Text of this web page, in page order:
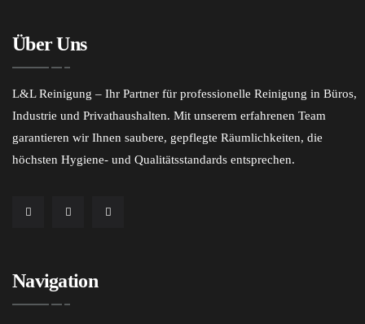
Über Uns
L&L Reinigung – Ihr Partner für professionelle Reinigung in Büros,
Industrie und Privathaushalten. Mit unserem erfahrenen Team
garantieren wir Ihnen saubere, gepflegte Räumlichkeiten, die
höchsten Hygiene- und Qualitätsstandards entsprechen.
Navigation